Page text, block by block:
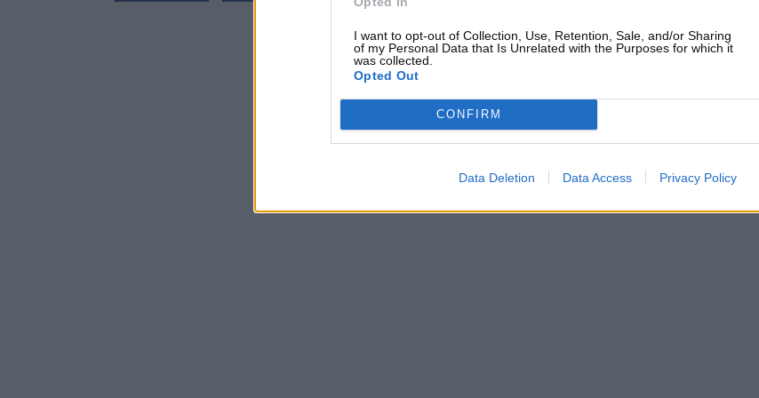
I want to opt-out of Collection, Use, Retention, Sale, and/or Sharing
of my Personal Data that Is Unrelated with the Purposes for which it
was collected.
Opted Out
CONFIRM
Data Deletion Data Access Privacy Policy